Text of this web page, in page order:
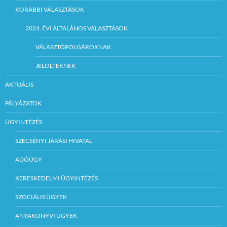
KORÁBBI VÁLASZTÁSOK
2024. ÉVI ÁLTALÁNOS VÁLASZTÁSOK
VÁLASZTÓPOLGÁROKNAK
JELÖLTEKNEK
AKTUÁLIS
PÁLYÁZATOK
ÜGYINTÉZÉS
SZÉCSÉNYI JÁRÁSI HIVATAL
ADÓÜGY
KERESKEDELMI ÜGYINTÉZÉS
SZOCIÁLIS ÜGYEK
ANYAKÖNYVI ÜGYEK